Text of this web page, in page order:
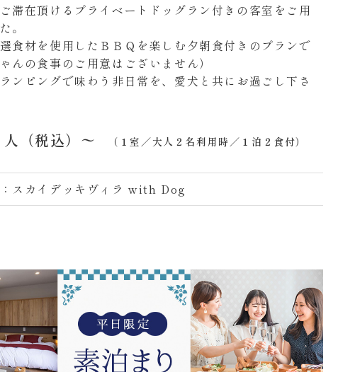
滞在頂けるプライベートドッグラン付きの客室をご用
。
食材を使用したＢＢＱを楽しむ夕朝食付きのプランで
んの食事のご用意はございません）
ンピングで味わう非日常を、愛犬と共にお過ごし下さ
（税込）〜 （１室／大人２名利用時／１泊２食付）
スカイデッキヴィラ with Dog